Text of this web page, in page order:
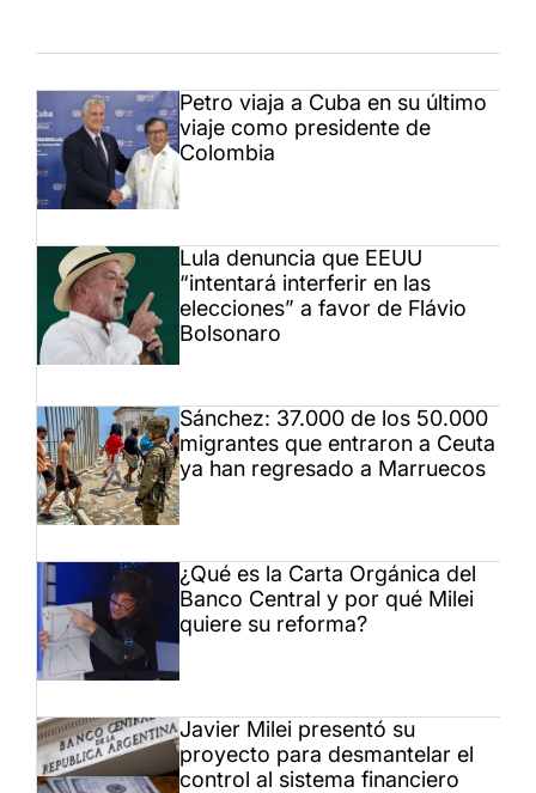
Petro viaja a Cuba en su último
viaje como presidente de
Colombia
Lula denuncia que EEUU
“intentará interferir en las
elecciones” a favor de Flávio
Bolsonaro
Sánchez: 37.000 de los 50.000
migrantes que entraron a Ceuta
ya han regresado a Marruecos
¿Qué es la Carta Orgánica del
Banco Central y por qué Milei
quiere su reforma?
Javier Milei presentó su
proyecto para desmantelar el
control al sistema financiero